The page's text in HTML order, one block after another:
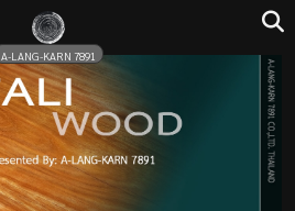
A-LANG-KARN 7891